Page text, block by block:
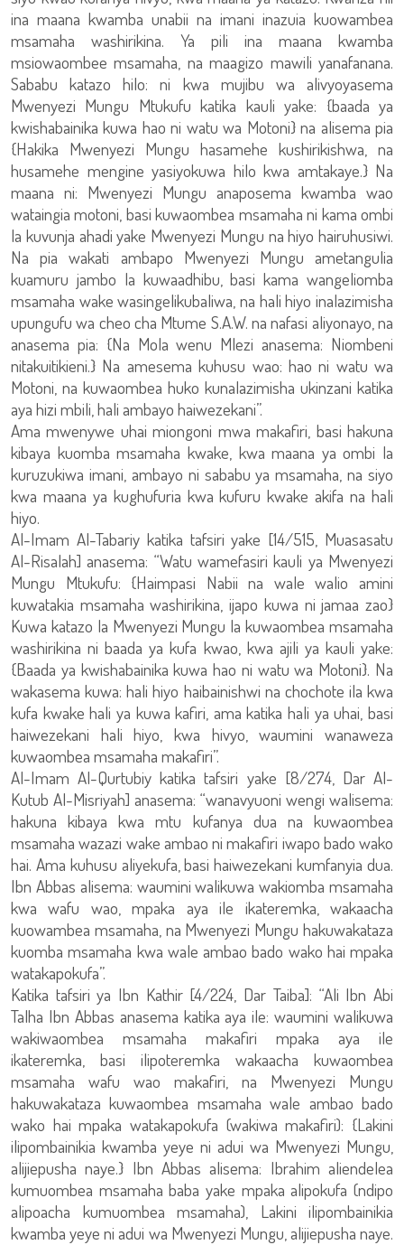
ina maana kwamba unabii na imani inazuia kuowambea
msamaha washirikina. Ya pili ina maana kwamba
msiowaombee msamaha, na maagizo mawili yanafanana.
Sababu katazo hilo: ni kwa mujibu wa alivyoyasema
Mwenyezi Mungu Mtukufu katika kauli yake: {baada ya
kwishabainika kuwa hao ni watu wa Motoni} na alisema pia
{Hakika Mwenyezi Mungu hasamehe kushirikishwa, na
husamehe mengine yasiyokuwa hilo kwa amtakaye.} Na
maana ni: Mwenyezi Mungu anaposema kwamba wao
wataingia motoni, basi kuwaombea msamaha ni kama ombi
la kuvunja ahadi yake Mwenyezi Mungu na hiyo hairuhusiwi.
Na pia wakati ambapo Mwenyezi Mungu ametangulia
kuamuru jambo la kuwaadhibu, basi kama wangeliomba
msamaha wake wasingelikubaliwa, na hali hiyo inalazimisha
upungufu wa cheo cha Mtume S.A.W. na nafasi aliyonayo, na
anasema pia: {Na Mola wenu Mlezi anasema: Niombeni
nitakuitikieni.} Na amesema kuhusu wao: hao ni watu wa
Motoni, na kuwaombea huko kunalazimisha ukinzani katika
aya hizi mbili, hali ambayo haiwezekani”.
Ama mwenywe uhai miongoni mwa makafiri, basi hakuna
kibaya kuomba msamaha kwake, kwa maana ya ombi la
kuruzukiwa imani, ambayo ni sababu ya msamaha, na siyo
kwa maana ya kughufuria kwa kufuru kwake akifa na hali
hiyo.
Al-Imam Al-Tabariy katika tafsiri yake [14/515, Muasasatu
Al-Risalah] anasema: “Watu wamefasiri kauli ya Mwenyezi
Mungu Mtukufu: {Haimpasi Nabii na wale walio amini
kuwatakia msamaha washirikina, ijapo kuwa ni jamaa zao}
Kuwa katazo la Mwenyezi Mungu la kuwaombea msamaha
washirikina ni baada ya kufa kwao, kwa ajili ya kauli yake:
{Baada ya kwishabainika kuwa hao ni watu wa Motoni}. Na
wakasema kuwa: hali hiyo haibainishwi na chochote ila kwa
kufa kwake hali ya kuwa kafiri, ama katika hali ya uhai, basi
haiwezekani hali hiyo, kwa hivyo, waumini wanaweza
kuwaombea msamaha makafiri”.
Al-Imam Al-Qurtubiy katika tafsiri yake [8/274, Dar Al-
Kutub Al-Misriyah] anasema: “wanavyuoni wengi walisema:
hakuna kibaya kwa mtu kufanya dua na kuwaombea
msamaha wazazi wake ambao ni makafiri iwapo bado wako
hai. Ama kuhusu aliyekufa, basi haiwezekani kumfanyia dua.
Ibn Abbas alisema: waumini walikuwa wakiomba msamaha
kwa wafu wao, mpaka aya ile ikateremka, wakaacha
kuowambea msamaha, na Mwenyezi Mungu hakuwakataza
kuomba msamaha kwa wale ambao bado wako hai mpaka
watakapokufa”.
Katika tafsiri ya Ibn Kathir [4/224, Dar Taiba]: “Ali Ibn Abi
Talha Ibn Abbas anasema katika aya ile: waumini walikuwa
wakiwaombea msamaha makafiri mpaka aya ile
ikateremka, basi ilipoteremka wakaacha kuwaombea
msamaha wafu wao makafiri, na Mwenyezi Mungu
hakuwakataza kuwaombea msamaha wale ambao bado
wako hai mpaka watakapokufa (wakiwa makafiri): {Lakini
ilipombainikia kwamba yeye ni adui wa Mwenyezi Mungu,
alijiepusha naye.} Ibn Abbas alisema: Ibrahim aliendelea
kumuombea msamaha baba yake mpaka alipokufa (ndipo
alipoacha kumuombea msamaha), Lakini ilipombainikia
kwamba yeye ni adui wa Mwenyezi Mungu, alijiepusha naye.